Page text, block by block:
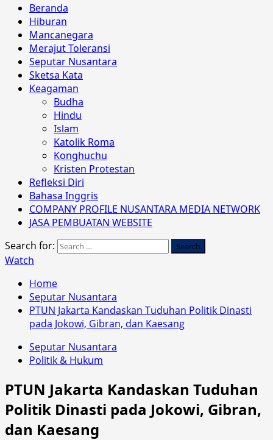
Beranda
Hiburan
Mancanegara
Merajut Toleransi
Seputar Nusantara
Sketsa Kata
Keagaman
Budha
Hindu
Islam
Katolik Roma
Konghuchu
Kristen Protestan
Refleksi Diri
Bahasa Inggris
COMPANY PROFILE NUSANTARA MEDIA NETWORK
JASA PEMBUATAN WEBSITE
Search for:
Watch
Home
Seputar Nusantara
PTUN Jakarta Kandaskan Tuduhan Politik Dinasti
pada Jokowi, Gibran, dan Kaesang
Seputar Nusantara
Politik & Hukum
PTUN Jakarta Kandaskan Tuduhan
Politik Dinasti pada Jokowi, Gibran,
dan Kaesang